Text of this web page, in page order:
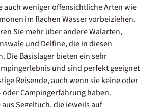
auch weniger offensichtliche Arten wie
im flachen Wasser vorbeiziehen.
Sie mehr über andere Walarten,
und Delfine, die in diesen
Die Basislager bieten ein sehr
und sind perfekt geeignet
Reisende, auch wenn sie keine oder
oder Campingerfahrung haben.